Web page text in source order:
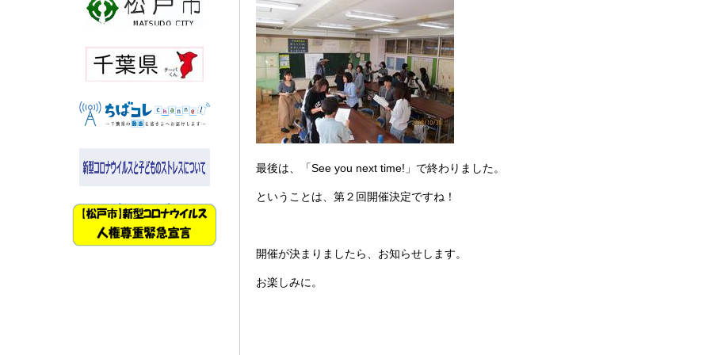
最後は、「See you next time!」で終わりました。
ということは、第２回開催決定ですね！
開催が決まりましたら、お知らせします。
お楽しみに。